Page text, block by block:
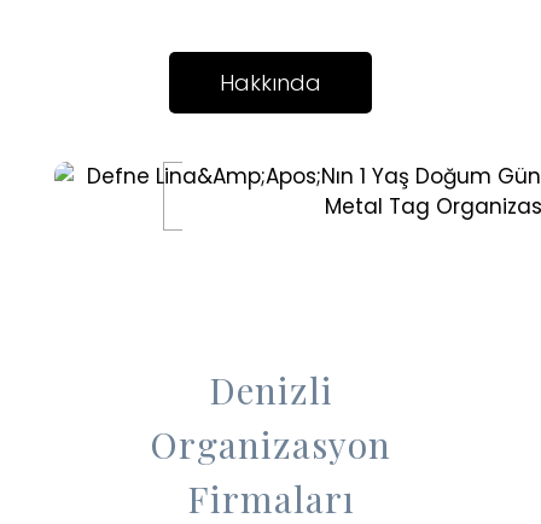
Hakkında
Denizli
Organizasyon
Firmaları